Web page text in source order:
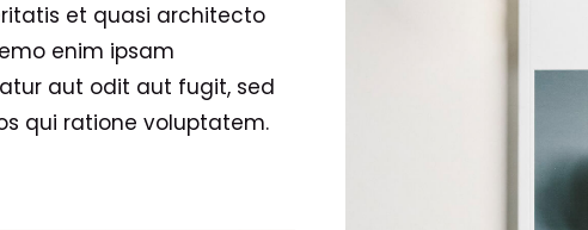
et quasi architecto
enim ipsam
aut odit aut fugit, sed
qui ratione voluptatem.